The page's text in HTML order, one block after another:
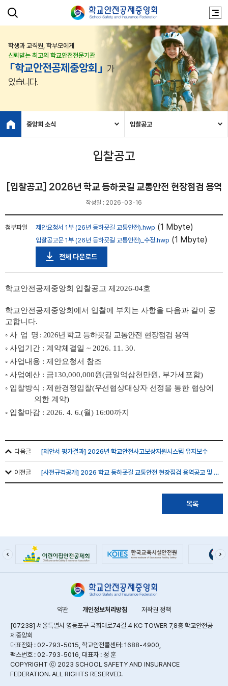
학생과 교직원, 학부모에게
신뢰받는 최고의 학교안전전문기관
「학교안전공제중앙회」
가
있습니다.
중앙회 소식 입찰공고
입찰공고
[입찰공고] 2026년 학교 등하굣길 교통안전 현장점검 용역
작성일 : 2026-03-16
첨부파일 제안요청서 1부 (26년 등하굣길 교통안전).hwp (1 Mbyte)
입찰공고문 1부 (26년 등하굣길 교통안전)_수정.hwp (1 Mbyte)
전체 다운로드
학교안전공제중앙회 입찰공고 제2026-04호
학교안전공제중앙회에서 입찰에 부치는 사항을 다음과 같이 공
고합니다.
◦ 사 업 명 : 2026년 학교 등하굣길 교통안전 현장점검 용역
◦ 사업기간 : 계약체결일 ~ 2026. 11. 30.
◦ 사업내용 : 제안요청서 참조
◦ 사업예산 : 금130,000,000원(금일억삼천만원 , 부가세포함)
◦ 입찰방식 : 제한경쟁입찰(우선협상대상자 선정을 통한 협상에
의한 계약)
◦ 입찰마감 : 2026. 4. 6.(월) 16:00까지
다음글 [제안서 평가결과] 2026년 학교안전사고보상지원시스템 유지보수
이전글 [사전규격공개] 2026 학교 등하굣길 교통안전 현장점검 용역공고 및 사업자 선정계획
목록
약관 개인정보처리방침 저작권 정책
[07238] 서울특별시 영등포구 국회대로74길 4 KC TOWER 7,8층 학교안전공
제중앙회
대표전화 : 02-793-5015, 학교안전콜센터: 1688-4900,
팩스번호 : 02-793-5016, 대표자 : 정 훈
COPYRIGHT ⓒ 2023 SCHOOL SAFETY AND INSURANCE
FEDERATION. ALL RIGHTS RESERVED.